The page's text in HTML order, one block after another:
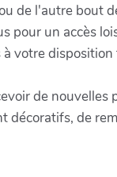
de l'autre bout
un accès
votre
de
de